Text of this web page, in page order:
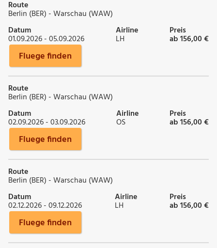
Route
Berlin (BER) - Warschau (WAW)
Datum
01.09.2026 - 05.09.2026
Airline
LH
Preis
ab 156,00 €
Fluege finden
Route
Berlin (BER) - Warschau (WAW)
Datum
02.09.2026 - 03.09.2026
Airline
OS
Preis
ab 156,00 €
Fluege finden
Route
Berlin (BER) - Warschau (WAW)
Datum
02.12.2026 - 09.12.2026
Airline
LH
Preis
ab 156,00 €
Fluege finden